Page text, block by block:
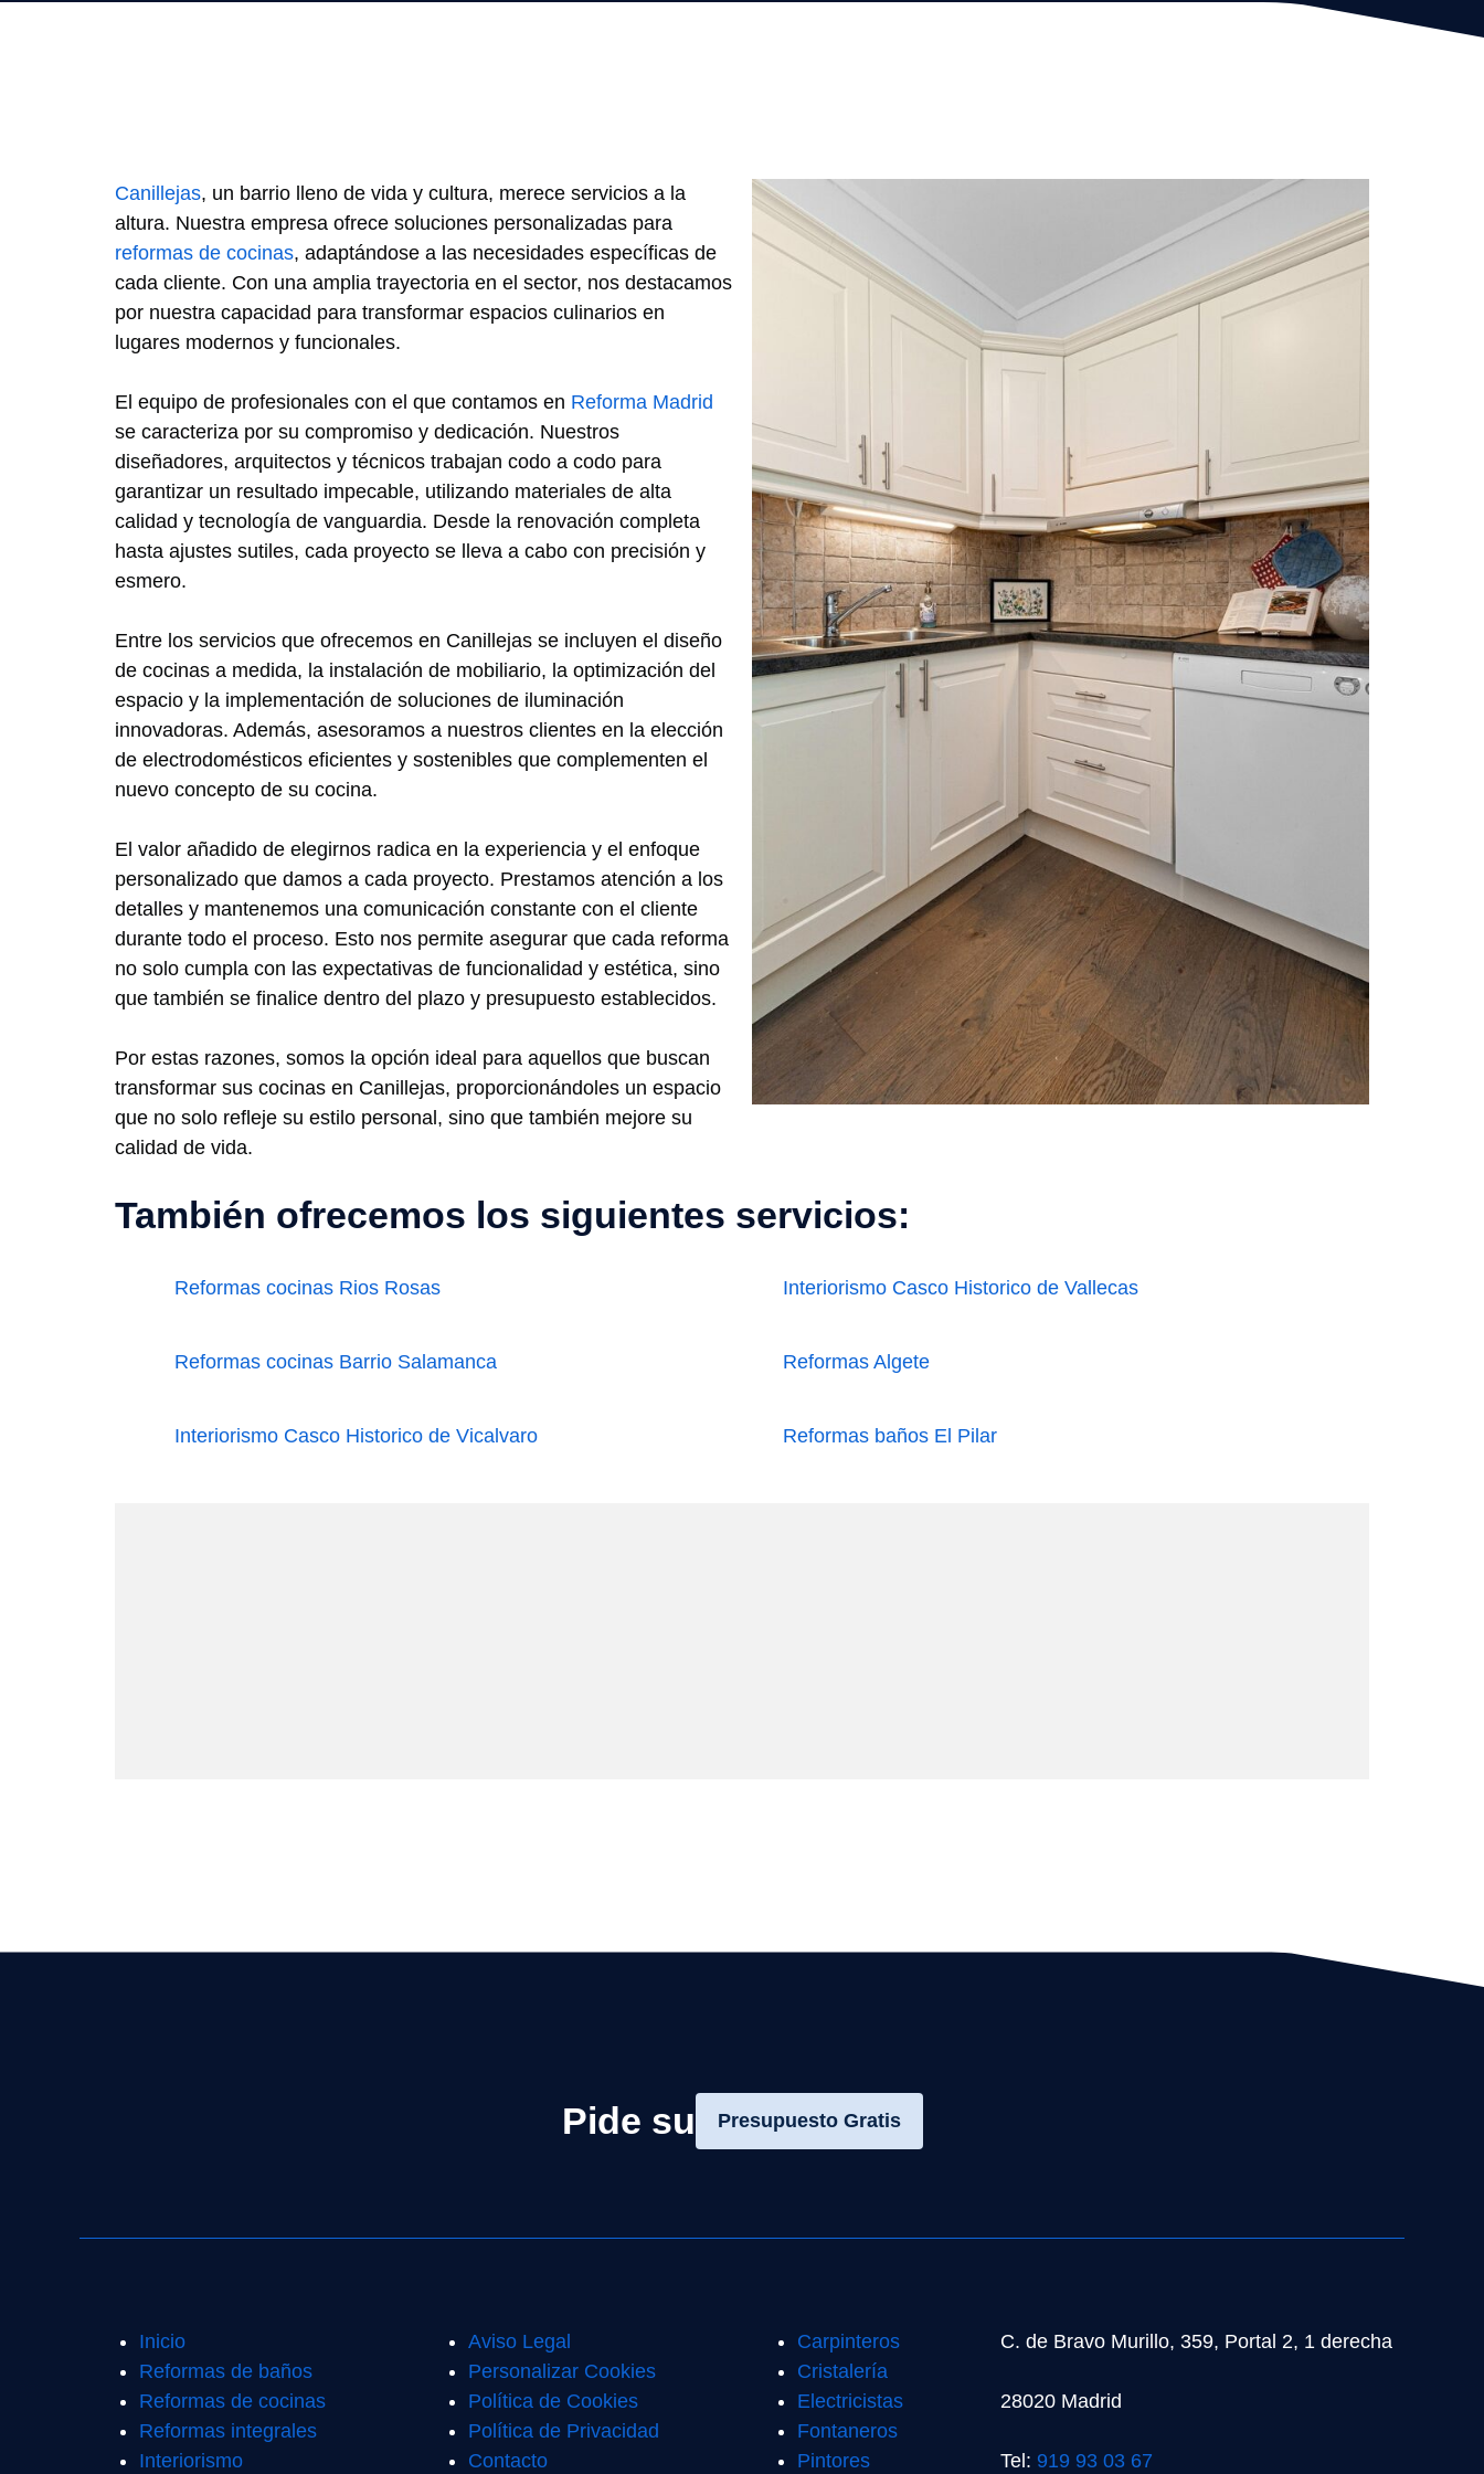
Canillejas, un barrio lleno de vida y cultura, merece servicios a la
altura. Nuestra empresa ofrece soluciones personalizadas para
reformas de cocinas, adaptándose a las necesidades específicas de
cada cliente. Con una amplia trayectoria en el sector, nos destacamos
por nuestra capacidad para transformar espacios culinarios en
lugares modernos y funcionales.
El equipo de profesionales con el que contamos en Reforma Madrid
se caracteriza por su compromiso y dedicación. Nuestros
diseñadores, arquitectos y técnicos trabajan codo a codo para
garantizar un resultado impecable, utilizando materiales de alta
calidad y tecnología de vanguardia. Desde la renovación completa
hasta ajustes sutiles, cada proyecto se lleva a cabo con precisión y
esmero.
Entre los servicios que ofrecemos en Canillejas se incluyen el diseño
de cocinas a medida, la instalación de mobiliario, la optimización del
espacio y la implementación de soluciones de iluminación
innovadoras. Además, asesoramos a nuestros clientes en la elección
de electrodomésticos eficientes y sostenibles que complementen el
nuevo concepto de su cocina.
El valor añadido de elegirnos radica en la experiencia y el enfoque
personalizado que damos a cada proyecto. Prestamos atención a los
detalles y mantenemos una comunicación constante con el cliente
durante todo el proceso. Esto nos permite asegurar que cada reforma
no solo cumpla con las expectativas de funcionalidad y estética, sino
que también se finalice dentro del plazo y presupuesto establecidos.
Por estas razones, somos la opción ideal para aquellos que buscan
transformar sus cocinas en Canillejas, proporcionándoles un espacio
que no solo refleje su estilo personal, sino que también mejore su
calidad de vida.
También ofrecemos los siguientes servicios:
Reformas cocinas Rios Rosas Interiorismo Casco Historico de Vallecas
Reformas cocinas Barrio Salamanca Reformas Algete
Interiorismo Casco Historico de Vicalvaro Reformas baños El Pilar
Pide su Presupuesto Gratis
Inicio
Reformas de baños
Reformas de cocinas
Reformas integrales
Interiorismo
Aviso Legal
Personalizar Cookies
Política de Cookies
Política de Privacidad
Contacto
Carpinteros
Cristalería
Electricistas
Fontaneros
Pintores
C. de Bravo Murillo, 359, Portal 2, 1 derecha
28020 Madrid
Tel: 919 93 03 67